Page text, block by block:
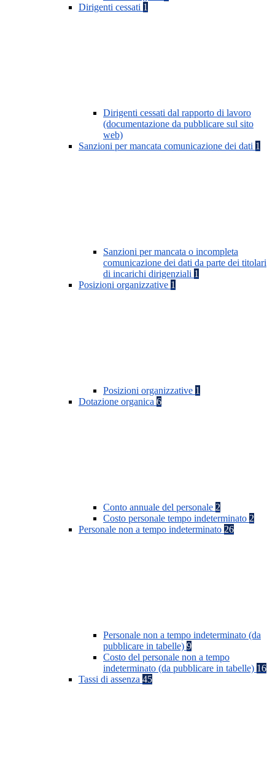
Dirigenti cessati 1
Dirigenti cessati dal rapporto di lavoro
(documentazione da pubblicare sul sito
web)
Sanzioni per mancata comunicazione dei dati 1
Sanzioni per mancata o incompleta
comunicazione dei dati da parte dei titolari
di incarichi dirigenziali 1
Posizioni organizzative 1
Posizioni organizzative 1
Dotazione organica 6
Conto annuale del personale 2
Costo personale tempo indeterminato 2
Personale non a tempo indeterminato 26
Personale non a tempo indeterminato (da
pubblicare in tabelle) 9
Costo del personale non a tempo
indeterminato (da pubblicare in tabelle) 16
Tassi di assenza 45